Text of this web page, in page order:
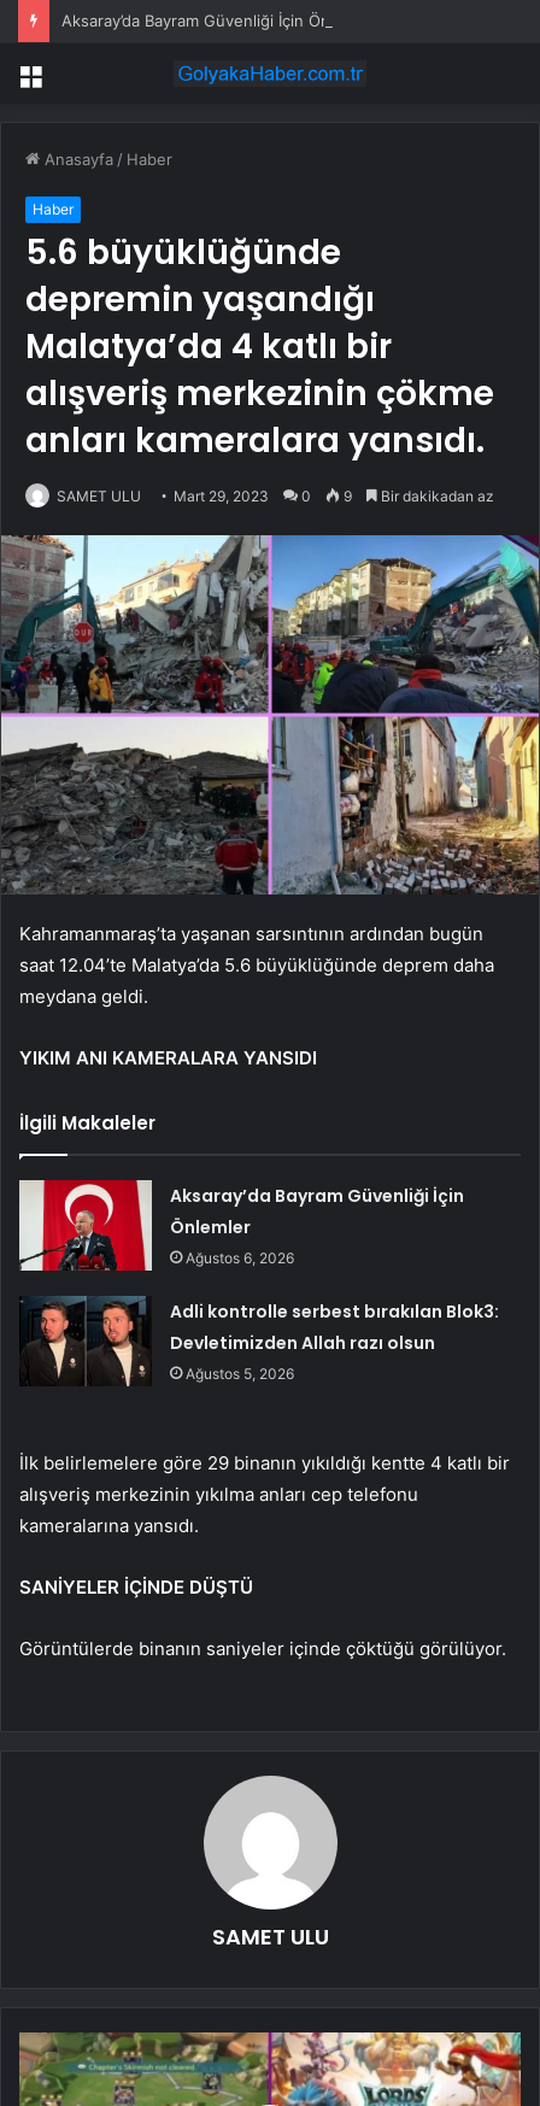
Aksaray’da Bayram Güvenliği İçin Önlemler
Menü
Anasayfa / Haber
Haber
5.6 büyüklüğünde
depremin yaşandığı
Malatya’da 4 katlı bir
alışveriş merkezinin çökme
anları kameralara yansıdı.
SAMET ULU Mart 29, 2023 0 9 Bir dakikadan az
Kahramanmaraş’ta yaşanan sarsıntının ardından bugün
saat 12.04’te Malatya’da 5.6 büyüklüğünde deprem daha
meydana geldi.
YIKIM ANI KAMERALARA YANSIDI
İlgili Makaleler
Aksaray’da Bayram Güvenliği İçin
Önlemler
Ağustos 6, 2026
Adli kontrolle serbest bırakılan Blok3:
Devletimizden Allah razı olsun
Ağustos 5, 2026
İlk belirlemelere göre 29 binanın yıkıldığı kentte 4 katlı bir
alışveriş merkezinin yıkılma anları cep telefonu
kameralarına yansıdı.
SANİYELER İÇİNDE DÜŞTÜ
Görüntülerde binanın saniyeler içinde çöktüğü görülüyor.
SAMET ULU